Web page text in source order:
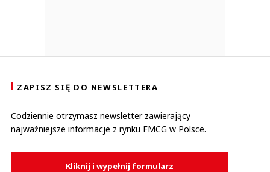
ZAPISZ SIĘ DO NEWSLETTERA
Codziennie otrzymasz newsletter zawierający
najważniejsze informacje z rynku FMCG w Polsce.
Kliknij i wypełnij formularz